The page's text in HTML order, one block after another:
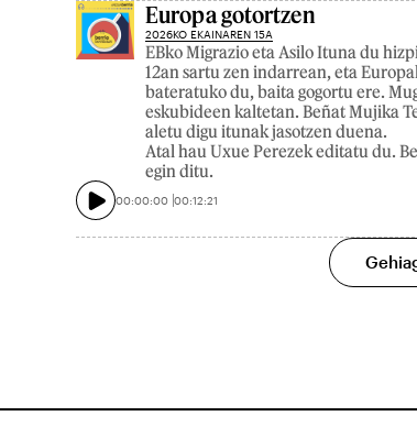
Europa gotortzen
2026KO EKAINAREN 15A
EBko Migrazio eta Asilo Ituna du
12an sartu zen indarrean, eta
bateratuko du, baita gogortu ere.
eskubideen kaltetan. Beñat Mujika
aletu digu itunak jasotzen duena.
Atal hau Uxue Perezek editatu du.
egin ditu.
00:00:00 00:12:21